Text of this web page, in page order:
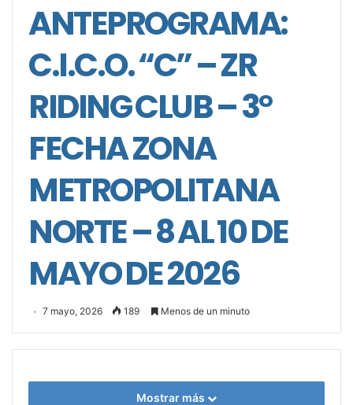
ANTEPROGRAMA:
C.I.C.O. “C” – ZR
RIDING CLUB – 3°
FECHA ZONA
METROPOLITANA
NORTE – 8 AL 10 DE
MAYO DE 2026
7 mayo, 2026 189 Menos de un minuto
Mostrar más